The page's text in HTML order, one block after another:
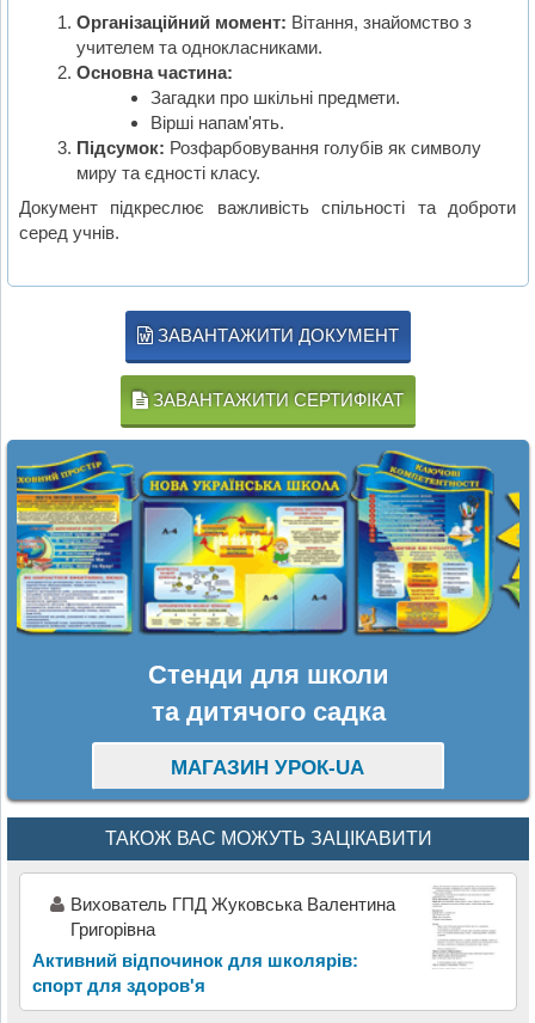
Організаційний момент: Вітання, знайомство з
учителем та однокласниками.
Основна частина:
Загадки про шкільні предмети.
Вірші напам'ять.
Підсумок: Розфарбовування голубів як символу
миру та єдності класу.
Документ підкреслює важливість спільності та доброти
серед учнів.
ЗАВАНТАЖИТИ ДОКУМЕНТ
ЗАВАНТАЖИТИ СЕРТИФІКАТ
Стенди для школи
та дитячого садка
МАГАЗИН УРОК-UA
ТАКОЖ ВАС МОЖУТЬ ЗАЦІКАВИТИ
Вихователь ГПД Жуковська Валентина
Григорівна
Активний відпочинок для школярів:
спорт для здоров'я